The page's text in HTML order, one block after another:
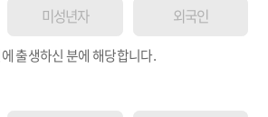
미성년자 외국인
에 출생하신 분에 해당합니다.